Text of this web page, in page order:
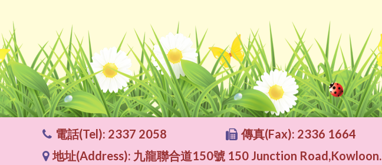
電話(Tel): 2337 2058
傳真(Fax): 2336 1664
地址(Address): 九龍聯合道150號 150 Junction Road,Kowloon.